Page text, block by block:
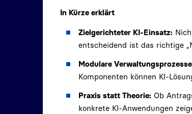
In Kürze erklärt
Zielgerichteter KI-Einsatz:
entscheidend ist das richtige
Modulare
Komponenten können KI-
Praxis statt Theorie: Ob
konkrete KI-Anwendungen